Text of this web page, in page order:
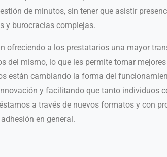
de minutos, sin tener que asistir
y burocracias complejas.
ofreciendo a los prestatarios una mayor
del mismo, lo que les permite tomar
están cambiando la forma del
y facilitando que tanto individuos
a través de nuevos formatos y con
en general.